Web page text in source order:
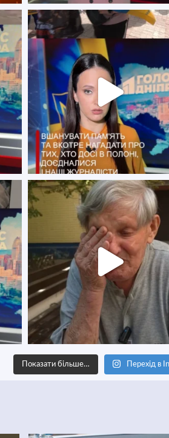
Показати більше… Перехід в